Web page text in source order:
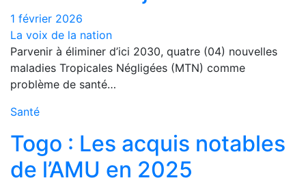
1 février 2026
La voix de la nation
Parvenir à éliminer d’ici 2030, quatre (04) nouvelles
maladies Tropicales Négligées (MTN) comme
problème de santé…
Santé
Togo : Les acquis notables
de l’AMU en 2025